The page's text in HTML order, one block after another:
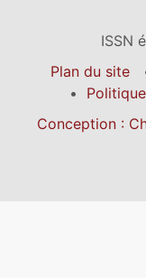
ISSN
Plan du site
Conception :